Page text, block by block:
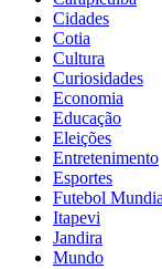
Cidades
Cotia
Cultura
Curiosidades
Economia
Educação
Eleições
Entretenimento
Esportes
Futebol
Itapevi
Jandira
Mundo